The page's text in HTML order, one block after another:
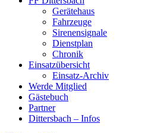
Gerätehaus
Fahrzeuge
Sirenensignale
Dienstplan
Chronik
Einsatzübersicht
Einsatz-Archiv
Werde Mitglied
Gästebuch
Partner
Dittersbach – Infos